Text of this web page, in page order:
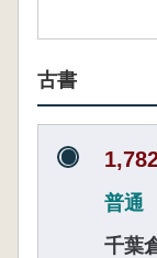
古書
普通
千葉